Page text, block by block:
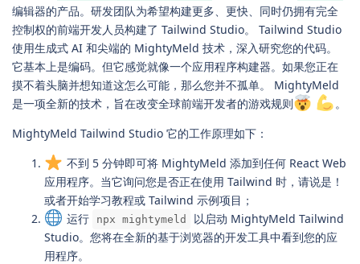
编辑器的产品。研发团队为希望构建更多、更快、同时仍拥有完全
控制权的前端开发人员构建了 Tailwind Studio。 Tailwind Studio
使用生成式 AI 和尖端的 MightyMeld 技术，深入研究您的代码。
它基本上是编码。但它感觉就像一个应用程序构建器。如果您正在
摸不着头脑并想知道这怎么可能，那么您并不孤单。 MightyMeld
是一项全新的技术，旨在改变全球前端开发者的游戏规则
。
MightyMeld Tailwind Studio 它的工作原理如下：
不到 5 分钟即可将 MightyMeld 添加到任何 React Web
应用程序。当它询问您是否正在使用 Tailwind 时，请说是！
或者开始学习教程或 Tailwind 示例项目；
运行
npx mightymeld
以启动 MightyMeld Tailwind
Studio。您将在全新的基于浏览器的开发工具中看到您的应
用程序。